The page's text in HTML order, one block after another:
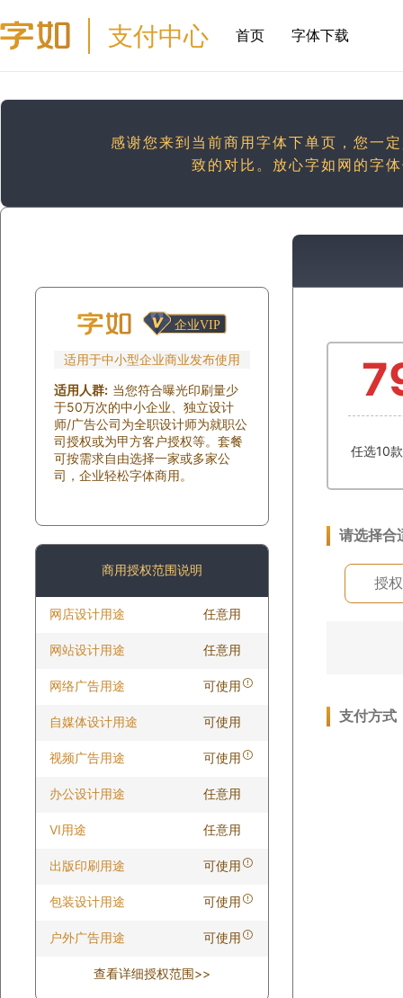
支付中心 首页 字体下载
感谢您来到当前商用字体下单页，您一
致的对比。放心字如网的字
适用于中小型企业商业发布使用
适用人群: 当您符合曝光印刷量少
于50万次的中小企业、独立设计
师/广告公司为全职设计师为就职公
司授权或为甲方客户授权等。套餐
可按需求自由选择一家或多家公
司，企业轻松字体商用。
商用授权范围说明
网店设计用途 任意用
网站设计用途 任意用
网络广告用途 可使用
自媒体设计用途 可使用
视频广告用途 可使用
办公设计用途 任意用
VI用途 任意用
出版印刷用途 可使用
包装设计用途 可使用
户外广告用途 可使用
查看详细授权范围>>
任选10
请选择合
授
支付方式